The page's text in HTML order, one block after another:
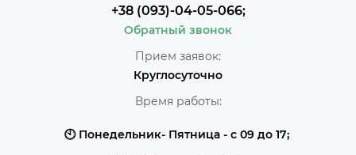
+38 (093)-04-05-066;
Обратный звонок
Прием заявок:
Круглосуточно
Время работы:
🕙 Понедельник- Пятница - с 09 до 17;